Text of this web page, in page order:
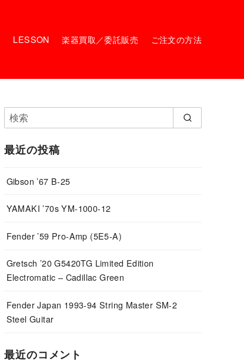
LESSON 楽器買取／委託販売 ご注文の方法
最近の投稿
Gibson ’67 B-25
YAMAKI ’70s YM-1000-12
Fender ’59 Pro-Amp (5E5-A)
Gretsch ’20 G5420TG Limited Edition
Electromatic – Cadillac Green
Fender Japan 1993-94 String Master SM-2
Steel Guitar
最近のコメント